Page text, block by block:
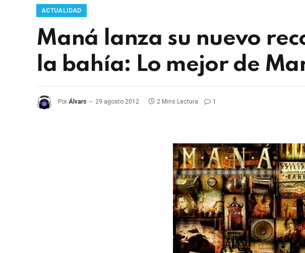
ACTUALIDAD
Maná lanza su nuevo
la bahía: Lo mejor de
Por Álvaro 29 agosto 2012 2 Mins Lectura 1